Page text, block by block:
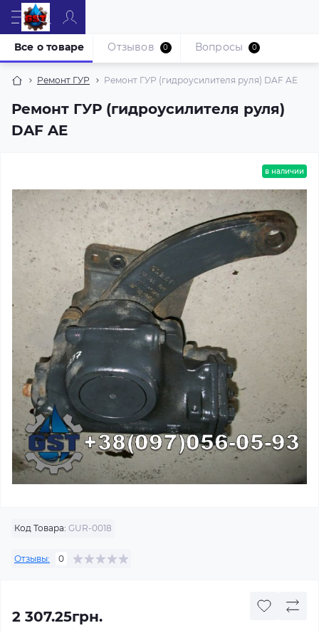
Ремонт ГУР Ремонт ГУР (гидроусилителя руля) DAF AE
Ремонт ГУР (гидроусилителя руля)
DAF AE
Все о товаре Отзывов 0 Вопросы 0
в наличии
Код Товара: GUR-0018
Отзывы: 0
2 307.25грн.